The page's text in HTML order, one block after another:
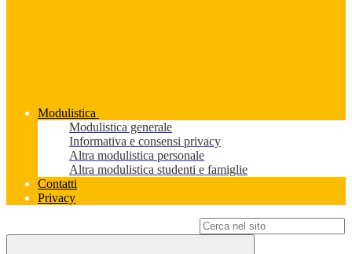
Modulistica
Modulistica generale
Informativa e consensi privacy
Altra modulistica personale
Altra modulistica studenti e famiglie
Contatti
Privacy